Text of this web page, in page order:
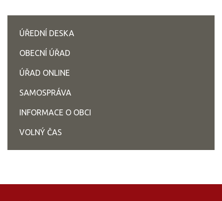
ÚŘEDNÍ DESKA
OBECNÍ ÚŘAD
ÚŘAD ONLINE
SAMOSPRÁVA
INFORMACE O OBCI
VOLNÝ ČAS